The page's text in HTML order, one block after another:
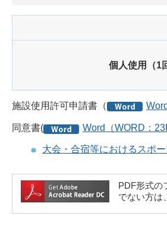
個人使用（1
施設使用許可申請書（
同意書( Word（WORD：
大会・合宿等におけるスポ
PDF形式の
でない方は